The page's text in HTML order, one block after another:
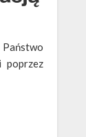
Państwo
poprzez